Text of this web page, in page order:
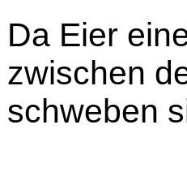
Da Eier
zwischen
schweben